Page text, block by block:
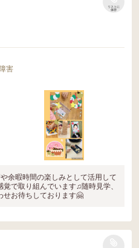
リストに
保存
害
余暇時間の楽しみとして活用して
で取り組んでいます♫随時見学、
せお待ちしております🤗